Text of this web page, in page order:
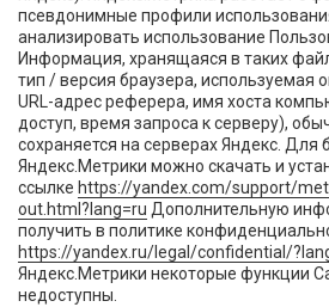
псевдонимные профили
анализировать использование
Информация, хранящаяся в таких
тип / версия браузера, используемая
URL-адрес реферера, имя хоста
доступ, время запроса к серверу),
сохраняется на серверах Яндекс. Для
Яндекс.Метрики можно скачать и
ссылке https://yandex.com/support/
out.html?lang=ru Дополнительную
получить в политике
https://yandex.ru/legal/confidential/
Яндекс.Метрики некоторые функции
недоступны.